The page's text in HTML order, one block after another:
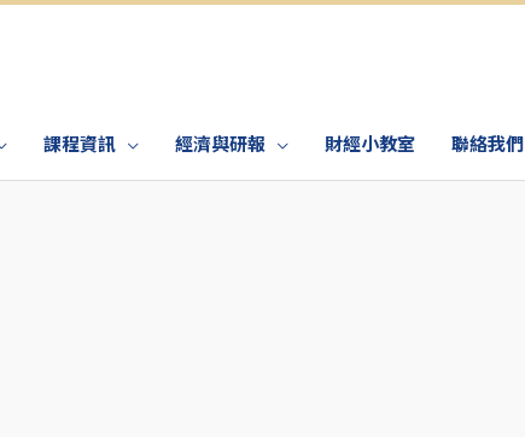
課程資訊 經濟與研報 財經小教室 聯絡我們